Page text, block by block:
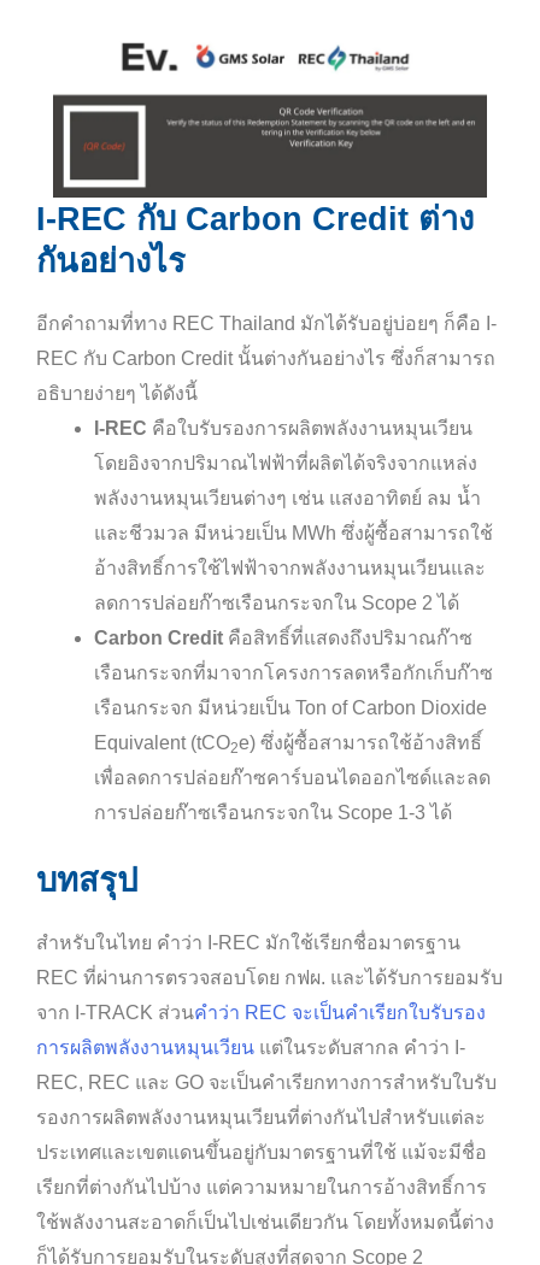
I-REC กับ Carbon Credit ต่าง
กันอย่างไร
อีกคำถามที่ทาง REC Thailand มักได้รับอยู่บ่อยๆ ก็คือ I-
REC กับ Carbon Credit นั้นต่างกันอย่างไร ซึ่งก็สามารถ
อธิบายง่ายๆ ได้ดังนี้
I-REC คือใบรับรองการผลิตพลังงานหมุนเวียน
โดยอิงจากปริมาณไฟฟ้าที่ผลิตได้จริงจากแหล่ง
พลังงานหมุนเวียนต่างๆ เช่น แสงอาทิตย์ ลม น้ำ
และชีวมวล มีหน่วยเป็น MWh ซึ่งผู้ซื้อสามารถใช้
อ้างสิทธิ์การใช้ไฟฟ้าจากพลังงานหมุนเวียนและ
ลดการปล่อยก๊าซเรือนกระจกใน Scope 2 ได้
Carbon Credit คือสิทธิ์ที่แสดงถึงปริมาณก๊าซ
เรือนกระจกที่มาจากโครงการลดหรือกักเก็บก๊าซ
เรือนกระจก มีหน่วยเป็น Ton of Carbon Dioxide
Equivalent (tCO2e) ซึ่งผู้ซื้อสามารถใช้อ้างสิทธิ์
เพื่อลดการปล่อยก๊าซคาร์บอนไดออกไซด์และลด
การปล่อยก๊าซเรือนกระจกใน Scope 1-3 ได้
บทสรุป
สำหรับในไทย คำว่า I-REC มักใช้เรียกชื่อมาตรฐาน
REC ที่ผ่านการตรวจสอบโดย กฟผ. และได้รับการยอมรับ
จาก I-TRACK ส่วนคำว่า REC จะเป็นคำเรียกใบรับรอง
การผลิตพลังงานหมุนเวียน แต่ในระดับสากล คำว่า I-
REC, REC และ GO จะเป็นคำเรียกทางการสำหรับใบรับ
รองการผลิตพลังงานหมุนเวียนที่ต่างกันไปสำหรับแต่ละ
ประเทศและเขตแดนขึ้นอยู่กับมาตรฐานที่ใช้ แม้จะมีชื่อ
เรียกที่ต่างกันไปบ้าง แต่ความหมายในการอ้างสิทธิ์การ
ใช้พลังงานสะอาดก็เป็นไปเช่นเดียวกัน โดยทั้งหมดนี้ต่าง
ก็ได้รับการยอมรับในระดับสูงที่สุดจาก Scope 2